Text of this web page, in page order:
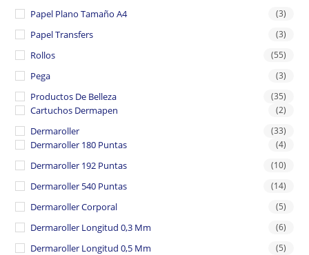
Papel Plano Tamaño A4 (3)
Papel Transfers (3)
Rollos (55)
Pega (3)
Productos De Belleza (35)
Cartuchos Dermapen (2)
Dermaroller (33)
Dermaroller 180 Puntas (4)
Dermaroller 192 Puntas (10)
Dermaroller 540 Puntas (14)
Dermaroller Corporal (5)
Dermaroller Longitud 0,3 Mm (6)
Dermaroller Longitud 0,5 Mm (5)